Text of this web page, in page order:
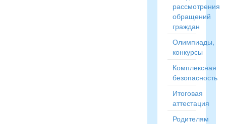
рассмотрения
обращений
граждан
Олимпиады,
конкурсы
Комплексная
безопасность
Итоговая
аттестация
Родителям